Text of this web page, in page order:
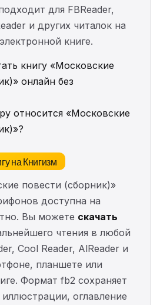
для FBReader,
и других читалок на
книге.
книгу «Московские
онлайн без
относится «Московские
на Книгизм
повести (сборник)»
доступна на
Вы можете скачать
чтения в любой
Cool Reader, AlReader и
планшете или
Формат fb2 сохраняет
иллюстрации, оглавление